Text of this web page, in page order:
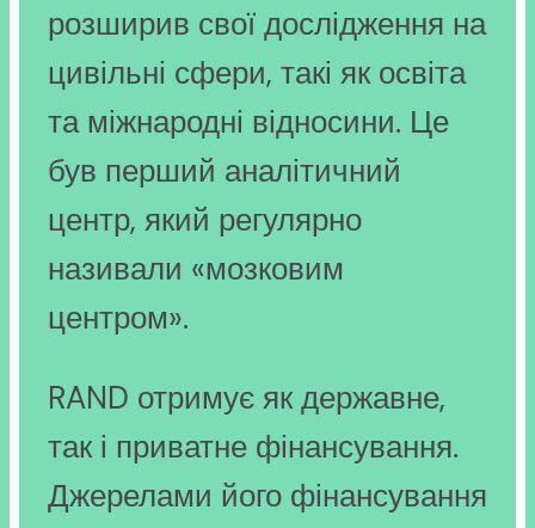
розширив свої дослідження на
цивільні сфери, такі як освіта
та міжнародні відносини. Це
був перший аналітичний
центр, який регулярно
називали «мозковим
центром».
RAND отримує як державне,
так і приватне фінансування.
Джерелами його фінансування